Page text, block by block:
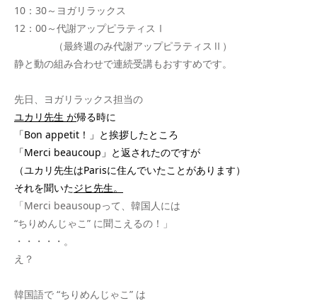
10：30～ヨガリラックス
12：00～代謝アップピラティスⅠ
（最終週のみ代謝アップピラティスⅡ）
静と動の組み合わせで連続受講もおすすめです。
先日、ヨガリラックス担当の
ユカリ先生 が帰る時に
「Bon appetit！」と挨拶したところ
「Merci beaucoup」と返されたのですが
（ユカリ先生はParisに住んでいたことがあります）
それを聞いたジヒ先生。
「Merci beausoupって、韓国人には
“ちりめんじゃこ” に聞こえるの！」
・・・・・。
え？
韓国語で “ちりめんじゃこ” は